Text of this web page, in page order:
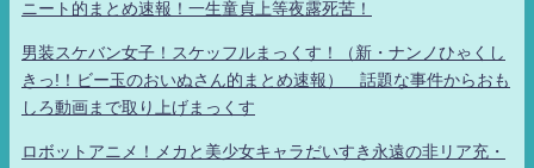
ニート的まとめ速報！一生童貞上等夜露死苦！
男装スケバン女子！スケッフルまっくす！（新・ナンノひゃくし
きっ!！ビー玉のおいぬさん的まとめ速報） 話題な事件からおも
しろ動画まで取り上げまっくす
ロボットアニメ！メカと美少女キャラだいすき永遠の非リア充・